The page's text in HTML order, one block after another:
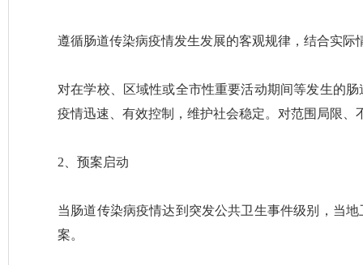
遵循肠道传染病疫情发生发展的客观规律，结合实
对在学校、区域性或全市性重要活动期间等发生的
疫情迅速、有效控制，维护社会稳定。对范围局限
2、预案启动
当肠道传染病疫情达到突发公共卫生事件级别，当
案。